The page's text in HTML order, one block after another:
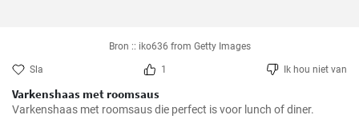
Bron :: iko636 from Getty Images
Sla 1 Ik hou niet van
Varkenshaas met roomsaus
Varkenshaas met roomsaus die perfect is voor lunch of diner.